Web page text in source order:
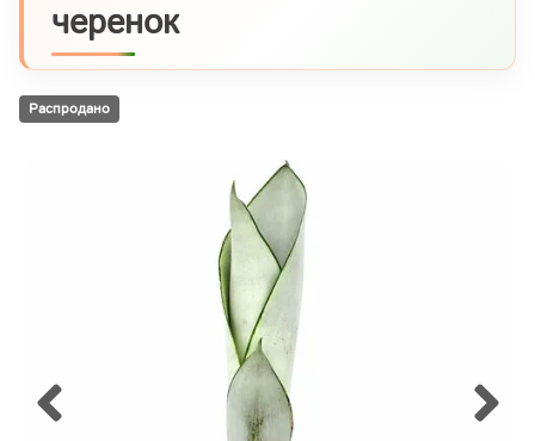
черенок
Распродано